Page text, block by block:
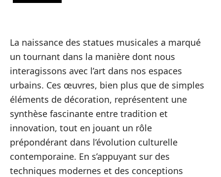
La naissance des statues musicales a marqué
un tournant dans la manière dont nous
interagissons avec l’art dans nos espaces
urbains. Ces œuvres, bien plus que de simples
éléments de décoration, représentent une
synthèse fascinante entre tradition et
innovation, tout en jouant un rôle
prépondérant dans l’évolution culturelle
contemporaine. En s’appuyant sur des
techniques modernes et des conceptions